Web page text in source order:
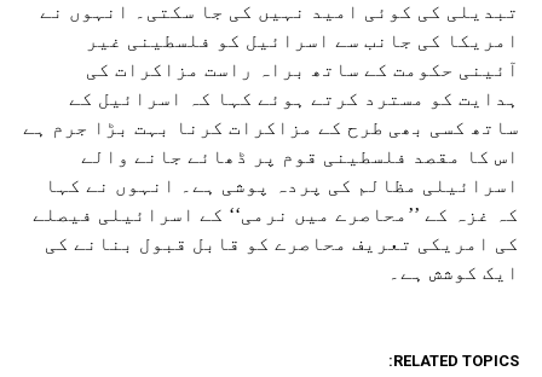
تبدیلی کی کوئی امید نہیں کی جا سکتی۔ انہوں نے
امریکا کی جانب سے اسرائیل کو فلسطینی غیر
آئینی حکومت کے ساتھ براہ راست مزاکرات کی
ہدایت کو مسترد کرتے ہوئے کہا کہ اسرائیل کے
ساتھ کسی بھی طرح کے مزاکرات کرنا بہت بڑا جرم ہے
اس کا مقصد فلسطینی قوم پر ڈھائے جانے والے
اسرائیلی مظالم کی پردہ پوشی ہے۔ انہوں نے کہا
کہ غزہ کے ’’محاصرے میں نرمی‘‘ کے اسرائیلی فیصلے
کی امریکی تعریف محاصرے کو قابل قبول بنانے کی
ایک کوشش ہے۔
RELATED TOPICS: